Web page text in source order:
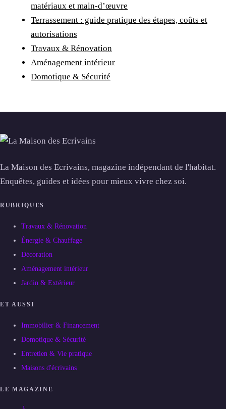
matériaux et main-d’œuvre
Terrassement : guide pratique des étapes, coûts et
autorisations
Travaux & Rénovation
Aménagement intérieur
Domotique & Sécurité
La Maison des Ecrivains, magazine indépendant de l'habitat.
Enquêtes, guides et idées pour mieux vivre chez soi.
RUBRIQUES
Travaux & Rénovation
Énergie & Chauffage
Décoration
Aménagement intérieur
Jardin & Extérieur
ET AUSSI
Immobilier & Financement
Domotique & Sécurité
Entretien & Vie pratique
Maisons d'écrivains
LE MAGAZINE